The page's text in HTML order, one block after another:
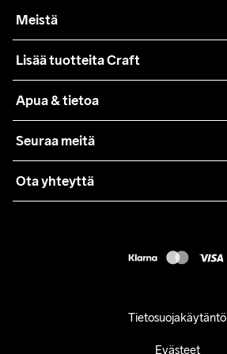
Meistä
Lisää tuotteita Craft
Yhteistyöt
Lehdistö
Apua & tietoa
Käyttöehdot
Asiakaspalvelu
Seuraa meitä
Ota yhteyttä
Tietosuojakäytäntö
Evästeet